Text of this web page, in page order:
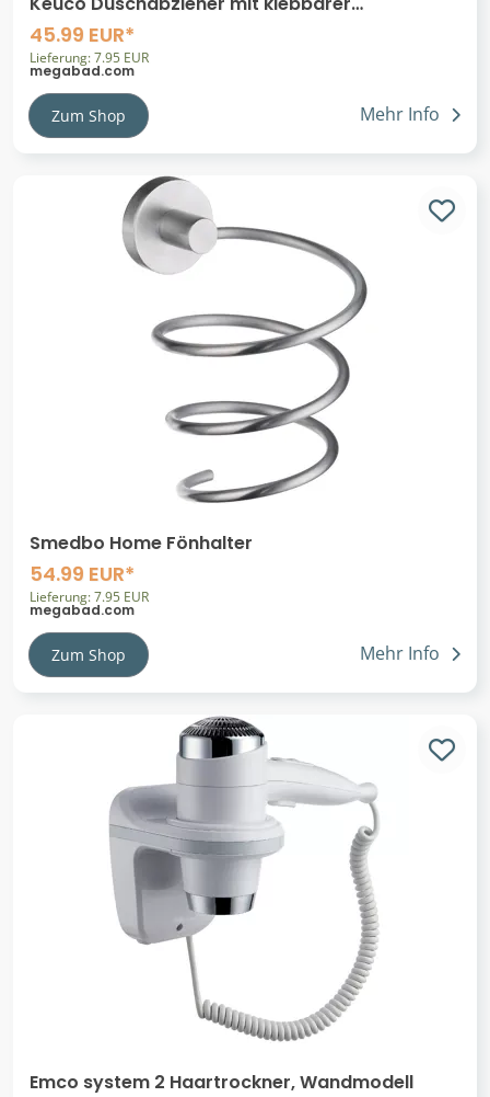
Wandhalterung
45.99 EUR*
Lieferung: 7.95 EUR
megabad.com
Zum Shop Mehr Info
Smedbo Home Fönhalter
54.99 EUR*
Lieferung: 7.95 EUR
megabad.com
Zum Shop Mehr Info
Emco system 2 Haartrockner, Wandmodell